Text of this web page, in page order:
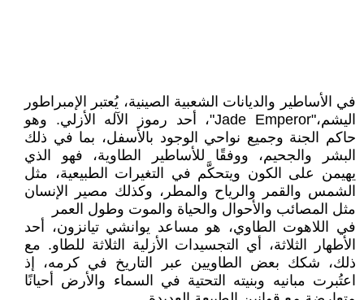
في الأساطير والديانات الشعبية الصينية، يُعتبر الإمبراطور
اليشم،"Jade Emperor"، أحد رموز الآله الأزلي. وهو
حاكم الجنة وجميع نواحي الوجود بالأسفل، بما في ذلك
البشر والجحيم، ووفقًا للأساطير الطاوية، فهو الذي
يهيمن على الكون ويتحكَّم في التغيرات الطبيعية، مثل
الشمس والقمر والرياح والمطر، وكذلك مصير الإنسان
مثل المصائب والأحوال والحياة والموت وطول العمر
في اللاهوت الطاوي، هو مساعد يوانشي تيانزون، أحد
الأطهار الثلاثة، أي التجسيدات الأزلية الثلاثة للطاو. مع
ذلك، شكك بعض الطاويين عبر التاريخ في كرمه، إذ
اعتُبرت مبانيه وبنيته التحتية في السماء والأرض أحيانًا